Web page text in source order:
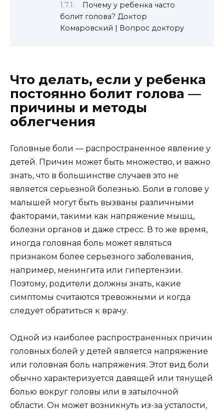
Почему у ребенка часто
болит голова? Доктор
Комаровский | Вопрос доктору
Что делать, если у ребенка
постоянно болит голова —
причины и методы
облегчения
Головные боли — распространенное явление у
детей. Причин может быть множество, и важно
знать, что в большинстве случаев это не
является серьезной болезнью. Боли в голове у
малышей могут быть вызваны различными
факторами, такими как напряжение мышц,
болезни органов и даже стресс. В то же время,
иногда головная боль может являться
признаком более серьезного заболевания,
например, менингита или гипертензии.
Поэтому, родители должны знать, какие
симптомы считаются тревожными и когда
следует обратиться к врачу.
Одной из наиболее распространенных причин
головных болей у детей является напряжение
или головная боль напряжения. Этот вид боли
обычно характеризуется давящей или тянущей
болью вокруг головы или в затылочной
области. Он может возникнуть из-за усталости,